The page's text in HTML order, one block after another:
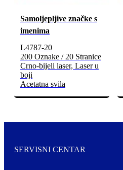
Samoljepljive značke s
imenima
L4787-20
200 Oznake / 20 Stranice
Crno-bijeli laser, Laser u
boji
Acetatna svila
SERVISNI CENTAR